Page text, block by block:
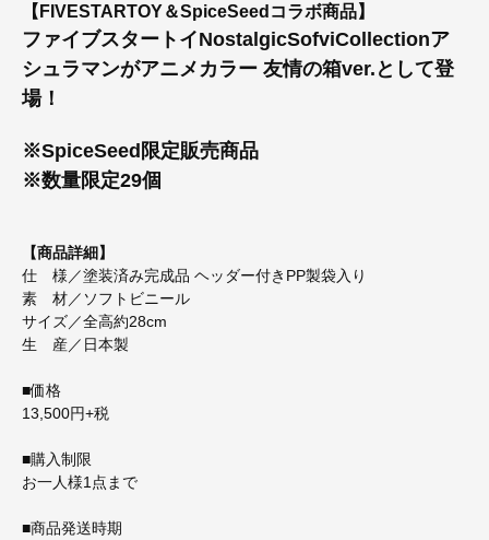
【FIVESTARTOY＆SpiceSeedコラボ商品】
ファイブスタートイNostalgicSofviCollectionア
シュラマンがアニメカラー 友情の箱ver.として登
場！
※SpiceSeed限定販売商品
※数量限定29個
【商品詳細】
仕 様／塗装済み完成品 ヘッダー付きPP製袋入り
素 材／ソフトビニール
サイズ／全高約28cm
生 産／日本製
■価格
13,500円+税
■購入制限
お一人様1点まで
■商品発送時期